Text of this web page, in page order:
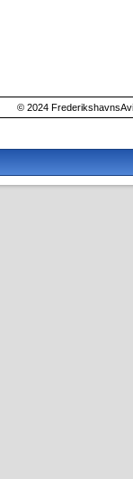
© 2024